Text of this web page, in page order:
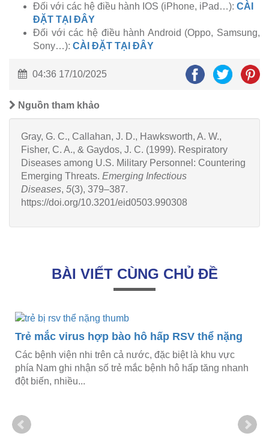
Đối với các hệ điều hành IOS (iPhone, iPad…): CÀI
ĐẶT TẠI ĐÂY
Đối với các hệ điều hành Android (Oppo, Samsung,
Sony…): CÀI ĐẶT TẠI ĐÂY
04:36 17/10/2025
Nguồn tham khảo
Gray, G. C., Callahan, J. D., Hawksworth, A. W.,
Fisher, C. A., & Gaydos, J. C. (1999). Respiratory
Diseases among U.S. Military Personnel: Countering
Emerging Threats. Emerging Infectious
Diseases, 5(3), 379–387.
https://doi.org/10.3201/eid0503.990308
BÀI VIẾT CÙNG CHỦ ĐỀ
Trẻ mắc virus hợp bào hô hấp RSV thể nặng
Các bệnh viện nhi trên cả nước, đặc biệt là khu vực
phía Nam ghi nhận số trẻ mắc bệnh hô hấp tăng nhanh
đột biến, nhiều...